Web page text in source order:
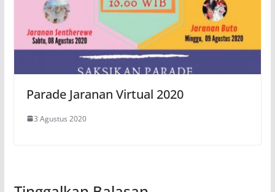
Parade Jaranan Virtual 2020
3 Agustus 2020